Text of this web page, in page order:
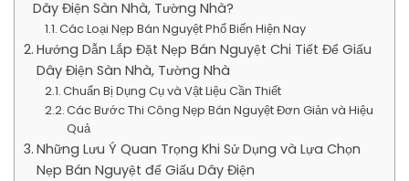
Dây Điện Sàn Nhà, Tường Nhà?
Các Loại Nẹp Bán Nguyệt Phổ Biến Hiện Nay
Hướng Dẫn Lắp Đặt Nẹp Bán Nguyệt Chi Tiết Để Giấu
Dây Điện Sàn Nhà, Tường Nhà
Chuẩn Bị Dụng Cụ và Vật Liệu Cần Thiết
Các Bước Thi Công Nẹp Bán Nguyệt Đơn Giản và Hiệu
Quả
Những Lưu Ý Quan Trọng Khi Sử Dụng và Lựa Chọn
Nẹp Bán Nguyệt để Giấu Dây Điện